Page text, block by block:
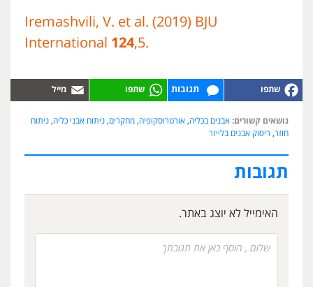
Iremashvili, V. et al. (2019) BJU
International 124,5.
תגובות
נושאים קשורים: אבנים בכליה, אורטרוסקופיה, מחקרים, ניתוח אבני כליה, ניתוח
חוזר, ריסוק אבנים בלייזר
תגובות
האימייל לא יוצג באתר.